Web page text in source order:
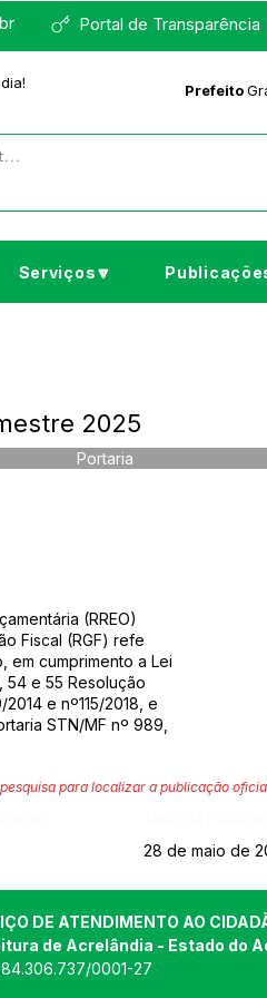
Portal de Transparência
Prefeito
Serviços🔽
2025
Portaria
(RREO)
Fiscal (RGF) refe
em cumprimento a Lei
54 e 55 Resolução
e nº115/2018, e
STN/MF nº 989,
para localizar a publicação
28 de maio de
DE ATENDIMENTO AO
de Acrelândia - Estado do
84.306.737/0001-27